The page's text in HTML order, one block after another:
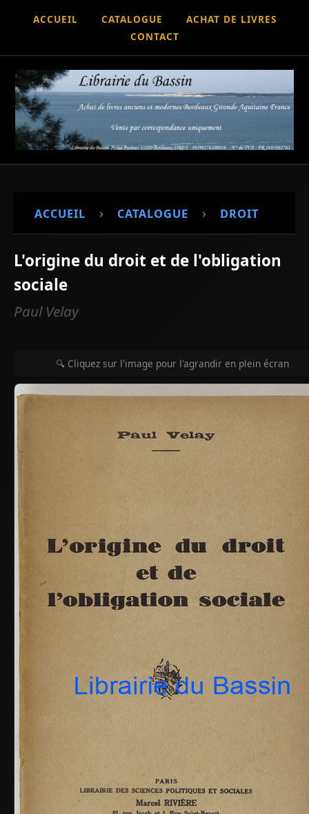
ACCUEIL CATALOGUE
ACHAT DE LIVRES
CONTACT
ACCUEIL › CATALOGUE › DROIT
L'origine du droit et de l'obligation
sociale
Paul Velay
🔍 Cliquez sur l'image pour l'agrandir en plein écran